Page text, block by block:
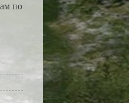
по